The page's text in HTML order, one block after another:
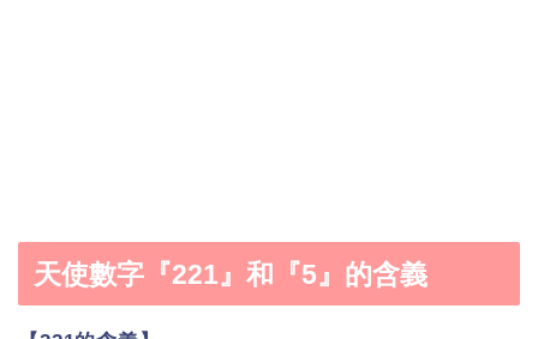
天使數字『221』和『5』的含義